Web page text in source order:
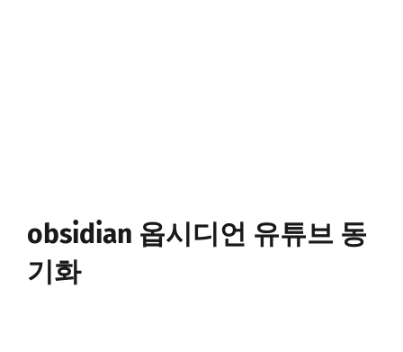
obsidian 옵시디언 유튜브 동
기화